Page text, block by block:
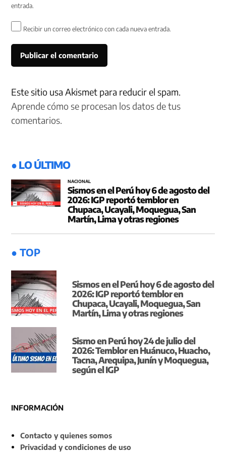
entrada.
Recibir un correo electrónico con cada nueva entrada.
Este sitio usa Akismet para reducir el spam.
Aprende cómo se procesan los datos de tus
comentarios.
● LO ÚLTIMO
NACIONAL
Sismos en el Perú hoy 6 de agosto del
2026: IGP reportó temblor en
Chupaca, Ucayali, Moquegua, San
Martín, Lima y otras regiones
● TOP
Sismos en el Perú hoy 6 de agosto del
2026: IGP reportó temblor en
Chupaca, Ucayali, Moquegua, San
Martín, Lima y otras regiones
Sismo en Perú hoy 24 de julio del
2026: Temblor en Huánuco, Huacho,
Tacna, Arequipa, Junín y Moquegua,
según el IGP
INFORMACIÓN
Contacto y quienes somos
Privacidad y condiciones de uso